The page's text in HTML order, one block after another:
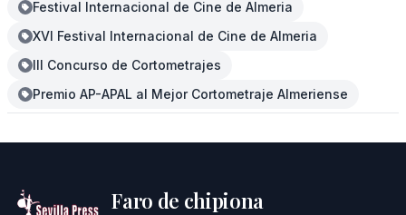
Festival Internacional de Cine de Almeria
XVI Festival Internacional de Cine de Almeria
III Concurso de Cortometrajes
Premio AP-APAL al Mejor Cortometraje Almeriense
Faro de chipiona